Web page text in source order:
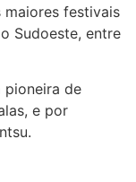
festivais
Sudoeste, entre
pioneira de
e por